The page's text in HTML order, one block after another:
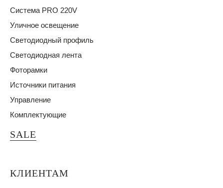
Система PRO 220V
Уличное освещение
Светодиодный профиль
Светодиодная лента
Фоторамки
Источники питания
Управление
Комплектующие
SALE
КЛИЕНТАМ